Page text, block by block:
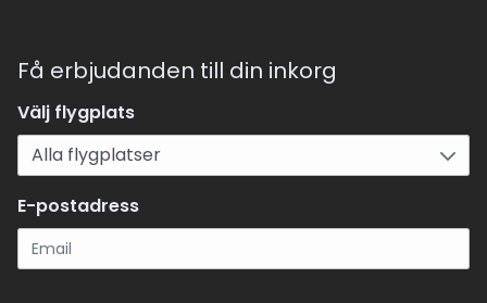
Få erbjudanden till din inkorg
Välj flygplats
E-postadress